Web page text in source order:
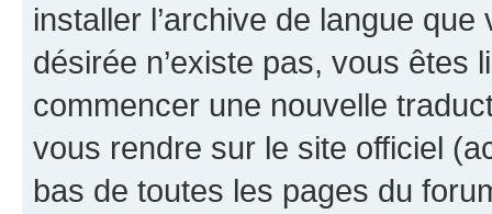
installer l’archive de langue
désirée n’existe pas, vous êtes
commencer une nouvelle
vous rendre sur le site officiel
bas de toutes les pages du